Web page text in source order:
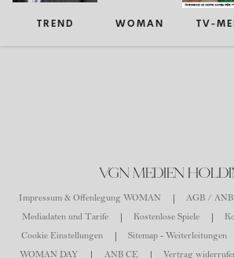
TREND WOMAN TV-
VGN MEDIEN
Impressum & Offenlegung WOMAN AGB / ANB
Mediadaten und Tarife
Kostenlose Spiele
Cookie Einstellungen
Sitemap - Weiterleitungen
WOMAN DAY
ANB CE Vertrag